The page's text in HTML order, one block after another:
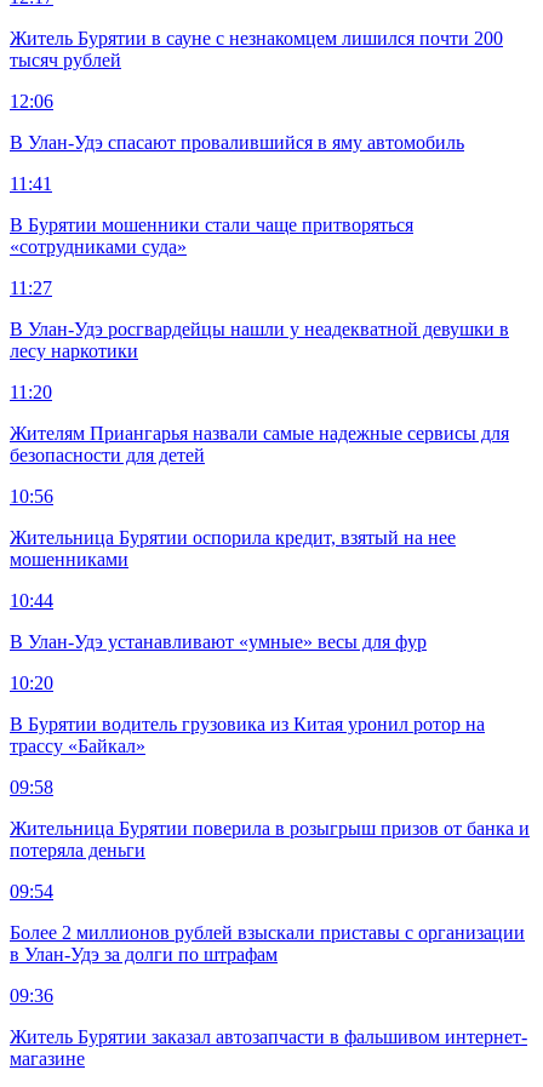
Житель Бурятии в сауне с незнакомцем лишился почти 200
тысяч рублей
12:06
В Улан-Удэ спасают провалившийся в яму автомобиль
11:41
В Бурятии мошенники стали чаще притворяться
«сотрудниками суда»
11:27
В Улан-Удэ росгвардейцы нашли у неадекватной девушки в
лесу наркотики
11:20
Жителям Приангарья назвали самые надежные сервисы для
безопасности для детей
10:56
Жительница Бурятии оспорила кредит, взятый на нее
мошенниками
10:44
В Улан-Удэ устанавливают «умные» весы для фур
10:20
В Бурятии водитель грузовика из Китая уронил ротор на
трассу «Байкал»
09:58
Жительница Бурятии поверила в розыгрыш призов от банка и
потеряла деньги
09:54
Более 2 миллионов рублей взыскали приставы с организации
в Улан-Удэ за долги по штрафам
09:36
Житель Бурятии заказал автозапчасти в фальшивом интернет-
магазине